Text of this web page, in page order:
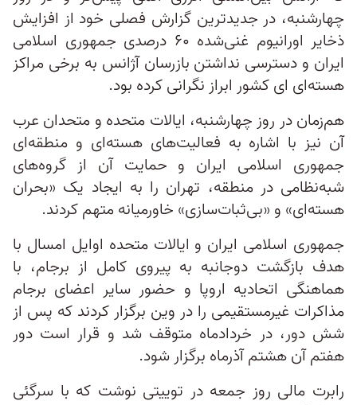
چهارشنبه، در جدیدترین گزارش فصلی خود از افزایش
ذخایر اورانیوم غنی‌شده ۶۰ درصدی جمهوری اسلامی
ایران و دسترسی نداشتن بازرسان آژانس به برخی مراکز
هسته‌ای ای کشور ابراز نگرانی کرده بود.
هم‌زمان در روز چهارشنبه، ایالات متحده و متحدان عرب
آن نیز با اشاره به فعالیت‌های هسته‌ای و منطقه‌ای
جمهوری اسلامی ایران و حمایت آن از گروه‌های
شبه‌نظامی در منطقه، تهران را به ایجاد یک «بحران
هسته‌ای» و «بی‌ثبات‌سازی» خاورمیانه متهم کردند.
جمهوری اسلامی ایران و ایالات متحده اوایل امسال با
هدف بازگشت دوجانبه به پیروی کامل از برجام، با
هماهنگی اتحادیه اروپا و حضور سایر اعضای برجام
مذاکرات غیرمستقیمی را در وین برگزار کردند که پس از
شش دور، در خردادماه متوقف شد و قرار است دور
هفتم آن هشتم آذرماه برگزار شود.
رابرت مالی روز جمعه در توییتی نوشت که با سرگئی